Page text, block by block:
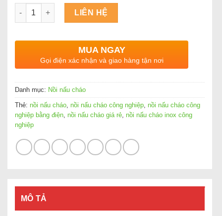
Số lượng
LIÊN HỆ
MUA NGAY
Gọi điện xác nhận và giao hàng tận nơi
Danh mục: Nồi nấu cháo
Thẻ: nồi nấu cháo, nồi nấu cháo công nghiệp, nồi nấu cháo công
nghiệp bằng điện, nồi nấu cháo giá rẻ, nồi nấu cháo inox công
nghiệp
MÔ TẢ